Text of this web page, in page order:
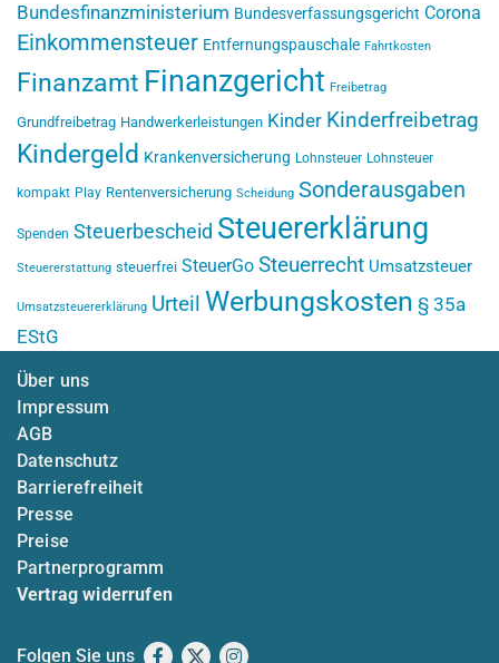
Bundesfinanzministerium Bundesverfassungsgericht Corona
Einkommensteuer Entfernungspauschale Fahrtkosten
Finanzamt Finanzgericht Freibetrag
Grundfreibetrag Handwerkerleistungen Kinder Kinderfreibetrag
Kindergeld Krankenversicherung Lohnsteuer Lohnsteuer
kompakt Play Rentenversicherung Scheidung Sonderausgaben
Spenden Steuerbescheid Steuererklärung
Steuererstattung steuerfrei SteuerGo Steuerrecht Umsatzsteuer
Umsatzsteuererklärung Urteil Werbungskosten § 35a
EStG
Über uns
Impressum
AGB
Datenschutz
Barrierefreiheit
Presse
Preise
Partnerprogramm
Vertrag widerrufen
Folgen Sie uns Facebook
X Instagram